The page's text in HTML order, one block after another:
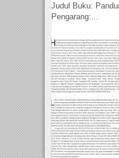
Judul Buku:
Pengarang:...